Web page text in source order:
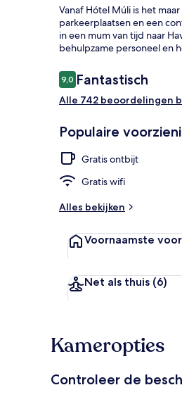
Vanaf Hótel Múli is het
parkeerplaatsen en een
in een mum van tijd naar
behulpzame personeel en
Beoordelingen
9,09,0 op 10 –
Fantastisch
Alle 742 beoordelingen
Populaire
Gratis ontbijt
Gratis wifi
Alles bekijken
Voornaamste
Net als thuis (6)
Kameropties
Controleer de